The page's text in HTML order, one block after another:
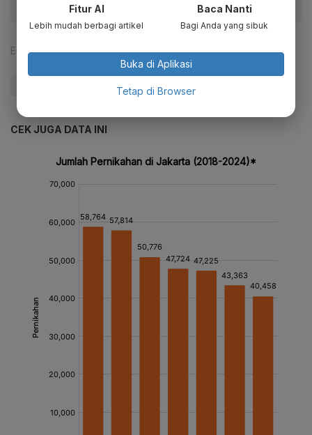
Editor: Maria Margaretha
CEK JUGA DATA INI
Fitur AI
Lebih mudah berbagi artikel
Baca Nanti
Bagi Anda yang sibuk
Buka di Aplikasi
Tetap di Browser